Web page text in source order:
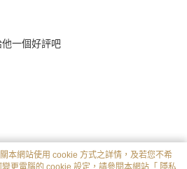
一個好評吧
本網站使用 cookie 方式之詳情，及若您不希
更電腦的 cookie 設定，請參閱本網站「 隱私